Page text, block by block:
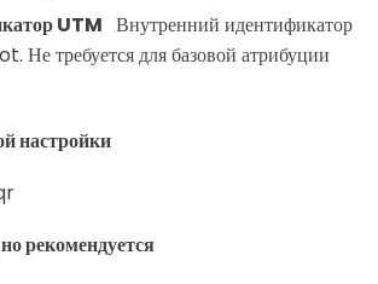
UTM Внутренний идентификатор
Не требуется для базовой атрибуции
настройки
рекомендуется